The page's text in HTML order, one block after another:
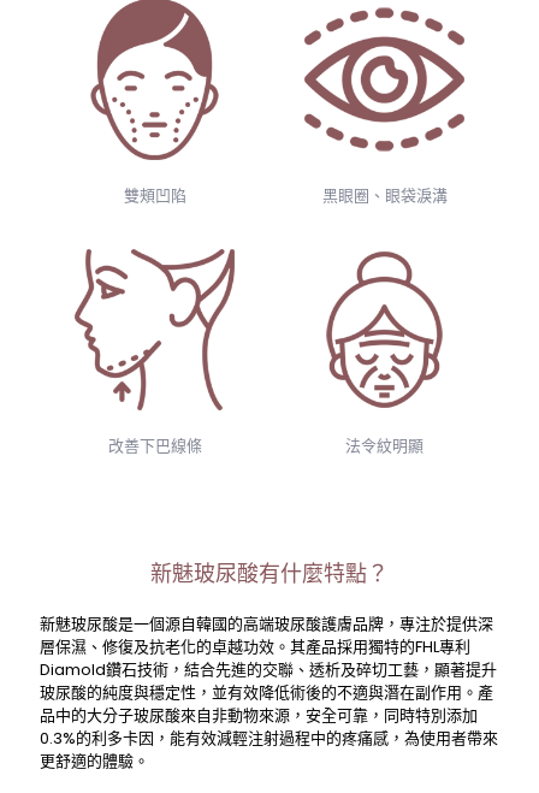
雙頰凹陷 黑眼圈、眼袋淚溝
改善下巴線條 法令紋明顯
新魅玻尿酸有什麼特點？
新魅玻尿酸是一個源自韓國的高端玻尿酸護膚品牌，專注於提供深
層保濕、修復及抗老化的卓越功效。其產品採用獨特的FHL專利
Diamold鑽石技術，結合先進的交聯、透析及碎切工藝，顯著提升
玻尿酸的純度與穩定性，並有效降低術後的不適與潛在副作用。產
品中的大分子玻尿酸來自非動物來源，安全可靠，同時特別添加
0.3%的利多卡因，能有效減輕注射過程中的疼痛感，為使用者帶來
更舒適的體驗。